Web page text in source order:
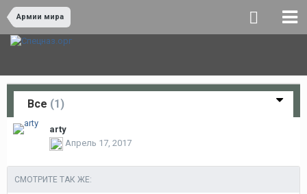
Армии мира
Все (1)
arty
Апрель 17, 2017
СМОТРИТЕ ТАК ЖЕ: